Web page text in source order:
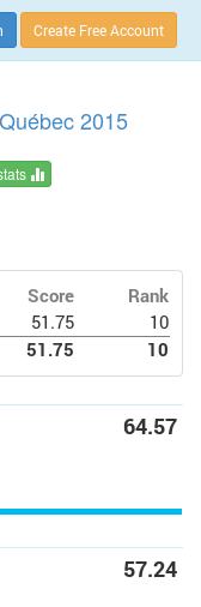
Create Free Account
2015
Score
Rank
51.75
10
51.75 10
64.57
57.24